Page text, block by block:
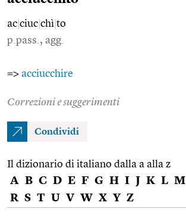
ac ciuc chì to
p.pass., agg.
=> acciucchire
Correzioni e suggerimenti
Condividi
Il dizionario di italiano dalla a alla z
A B C D E F G H I J K L M
R S T U V W X Y Z